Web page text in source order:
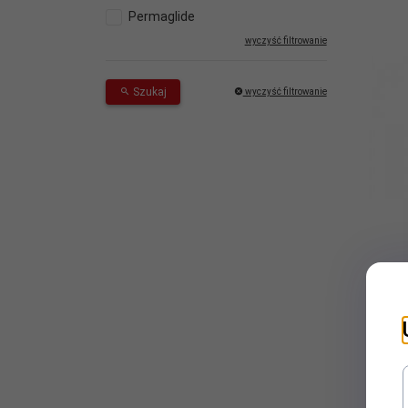
Permaglide
wyczyść filtrowanie
Szukaj wyczyść filtrowanie